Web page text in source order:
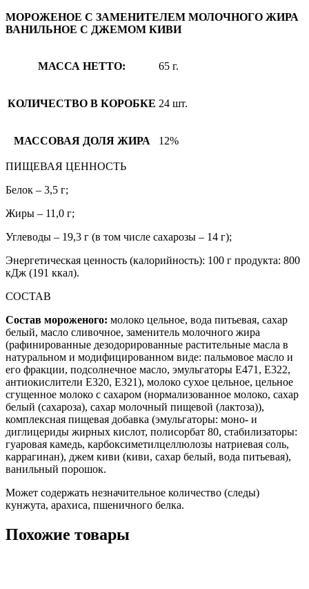
МОРОЖЕНОЕ С ЗАМЕНИТЕЛЕМ МОЛОЧНОГО ЖИРА
ВАНИЛЬНОЕ С ДЖЕМОМ КИВИ
МАССА НЕТТО: 65 г.
КОЛИЧЕСТВО В КОРОБКЕ 24 шт.
МАССОВАЯ ДОЛЯ ЖИРА 12%
ПИЩЕВАЯ ЦЕННОСТЬ
Белок – 3,5 г;
Жиры – 11,0 г;
Углеводы – 19,3 г (в том числе сахарозы – 14 г);
Энергетическая ценность (калорийность): 100 г продукта: 800
кДж (191 ккал).
СОСТАВ
Состав мороженого: молоко цельное, вода питьевая, сахар
белый, масло сливочное, заменитель молочного жира
(рафинированные дезодорированные растительные масла в
натуральном и модифицированном виде: пальмовое масло и
его фракции, подсолнечное масло, эмульгаторы Е471, Е322,
антиокислители Е320, Е321), молоко сухое цельное, цельное
сгущенное молоко с сахаром (нормализованное молоко, сахар
белый (сахароза), сахар молочный пищевой (лактоза)),
комплексная пищевая добавка (эмульгаторы: моно- и
диглицериды жирных кислот, полисорбат 80, стабилизаторы:
гуаровая камедь, карбоксиметилцеллюлозы натриевая соль,
каррагинан), джем киви (киви, сахар белый, вода питьевая),
ванильный порошок.
Может содержать незначительное количество (следы)
кунжута, арахиса, пшеничного белка.
Похожие товары